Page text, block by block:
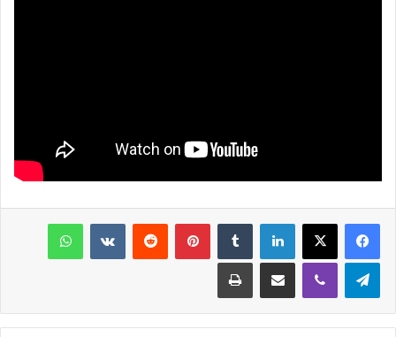
فيسبوك لينكدإن بينتيريست